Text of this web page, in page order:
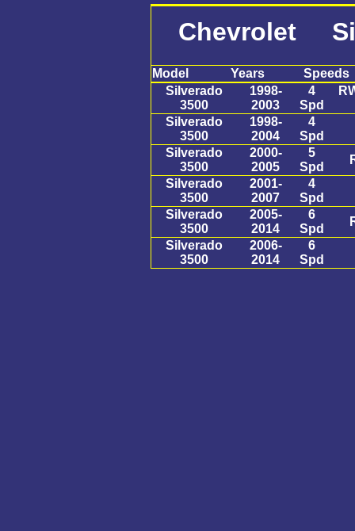
Chevrolet
Model Years
Speeds
Silverado
3500
1998-
2003
4
Spd
Silverado
3500
1998-
2004
4
Spd
Silverado
3500
2000-
2005
5
Spd
Silverado
3500
2001-
2007
4
Spd
Silverado
3500
2005-
2014
6
Spd
Silverado
3500
2006-
2014
6
Spd